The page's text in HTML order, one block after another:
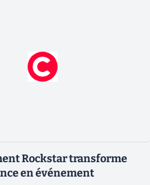
Rockstar transforme
en événement